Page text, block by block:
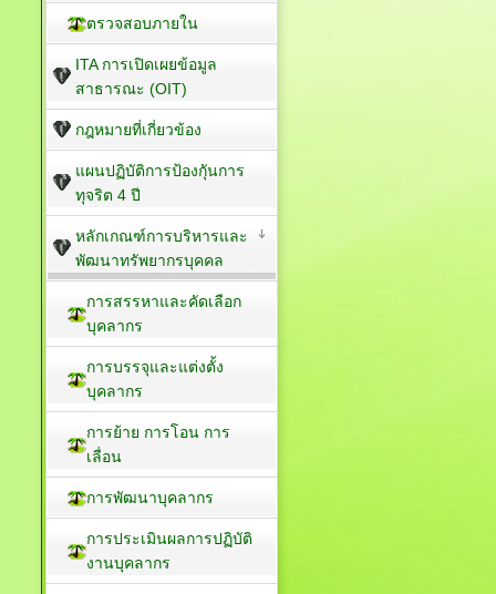
ตรวจสอบภายใน
ITA การเปิดเผยข้อมูล
สาธารณะ (OIT)
กฎหมายที่เกี่ยวข้อง
แผนปฏิบัติการป้องกัุนการ
ทุจริต 4 ปี
หลักเกณฑ์การบริหารและ
พัฒนาทรัพยากรบุคคล
การสรรหาและคัดเลือก
บุคลากร
การบรรจุและแต่งตั้ง
บุคลากร
การย้าย การโอน การ
เลื่อน
การพัฒนาบุคลากร
การประเมินผลการปฏิบัติ
งานบุคลากร